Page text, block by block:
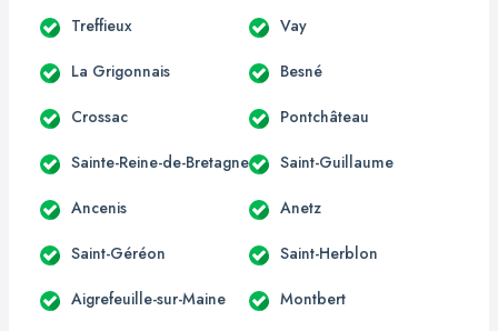
Treffieux Vay
La Grigonnais Besné
Crossac Pontchâteau
Sainte-Reine-de-Bretagne Saint-Guillaume
Ancenis Anetz
Saint-Géréon Saint-Herblon
Aigrefeuille-sur-Maine Montbert